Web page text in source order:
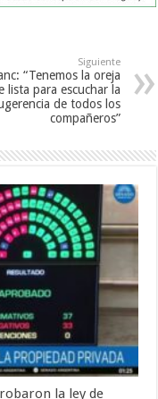
Siguiente
“Tenemos la oreja
lista para escuchar la
de todos los
compañeros”
la ley de